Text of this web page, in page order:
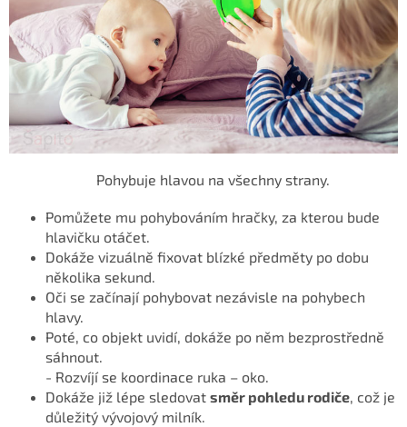
Pohybuje hlavou na všechny strany.
Pomůžete mu pohybováním hračky, za kterou bude
hlavičku otáčet.
Dokáže vizuálně fixovat blízké předměty po dobu
několika sekund.
Oči se začínají pohybovat nezávisle na pohybech
hlavy.
Poté, co objekt uvidí, dokáže po něm bezprostředně
sáhnout.
- Rozvíjí se koordinace ruka – oko.
Dokáže již lépe sledovat směr pohledu rodiče, což je
důležitý vývojový milník.